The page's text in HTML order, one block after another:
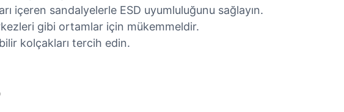
içeren sandalyelerle ESD uyumluluğunu sağlayın.
gibi ortamlar için mükemmeldir.
kolçakları tercih edin.